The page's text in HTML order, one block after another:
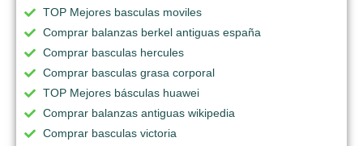
TOP Mejores basculas moviles
Comprar balanzas berkel antiguas españa
Comprar basculas hercules
Comprar basculas grasa corporal
TOP Mejores básculas huawei
Comprar balanzas antiguas wikipedia
Comprar basculas victoria